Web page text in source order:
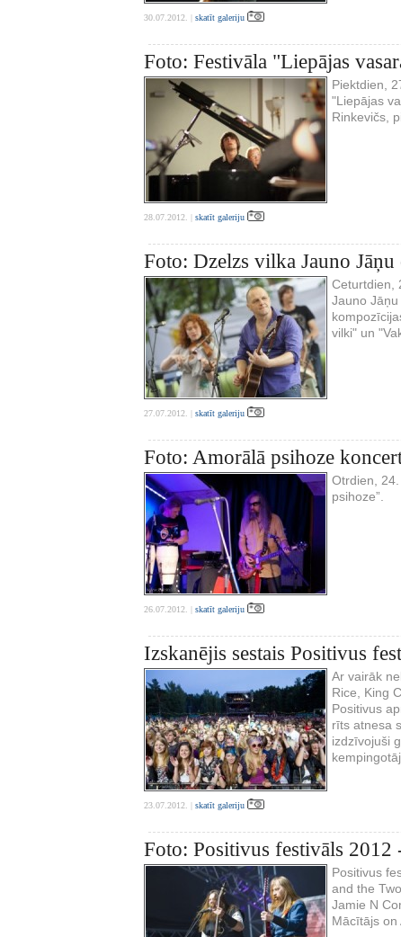
30.07.2012. | skatīt galeriju
Foto: Festivāla "Liepājas
Piektdien,
"Liepājas
Rinkevičs,
28.07.2012. | skatīt galeriju
Foto: Dzelzs vilka Jauno
Ceturtdien,
Jauno
vilki" un
27.07.2012. | skatīt galeriju
Foto: Amorālā psihoze
Otrdien,
psihoze”.
26.07.2012. | skatīt galeriju
Izskanējis sestais Positivus
Ar vairāk
Rice, King
Positivus
rīts atnesa
izdzīvojuši
23.07.2012. | skatīt galeriju
Foto: Positivus festivāls 2012
Positivus
and the
Jamie N
Mācītājs on